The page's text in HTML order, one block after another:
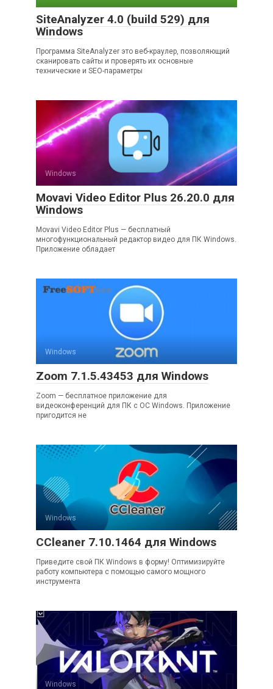
SiteAnalyzer 4.0 (build 529) для
Windows
Программа SiteAnalyzer это веб-краулер, позволяющий
сканировать сайты и проверять их основные
технические и SEO-параметры
Windows
Movavi Video Editor Plus 26.20.0 для
Windows
Movavi Video Editor Plus — бесплатный
многофункциональный редактор видео для ПК Windows.
Приложение обладает
Windows
Zoom 7.1.5.43453 для Windows
Zoom — бесплатное приложение для
видеоконференций для ПК с ОС Windows. Приложение
пригодится не
Windows
CCleaner 7.10.1464 для Windows
Приведите свой ПК Windows в форму! Оптимизируйте
работу компьютера с помощью самого мощного
инструмента
Windows